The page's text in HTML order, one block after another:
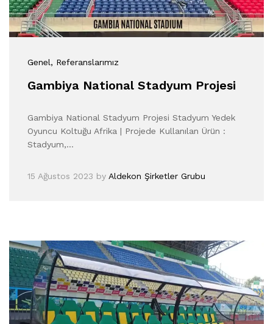
Genel, Referanslarımız
Gambiya National Stadyum Projesi
Gambiya National Stadyum Projesi Stadyum Yedek
Oyuncu Koltuğu Afrika | Projede Kullanılan Ürün :
Stadyum,…
15 Ağustos 2023 by Aldekon Şirketler Grubu